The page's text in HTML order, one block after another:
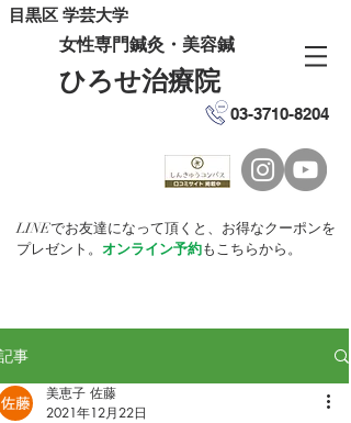
目黒区 学芸大学
女性専門鍼灸・美容鍼
ひろせ治療院
03-3710-8204
LINEでお友達になって頂くと、お得なクーポンを
プレゼント。 オンライン予約もこちらから。
事
美恵子 佐藤
2021年12月22日